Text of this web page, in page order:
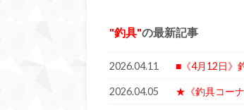
釣具 の最新記事
2026.04.11 ■《4月12日》
2026.04.05 ★《釣具コー